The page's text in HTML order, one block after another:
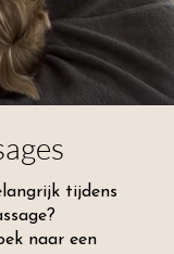
tijdens
naar een